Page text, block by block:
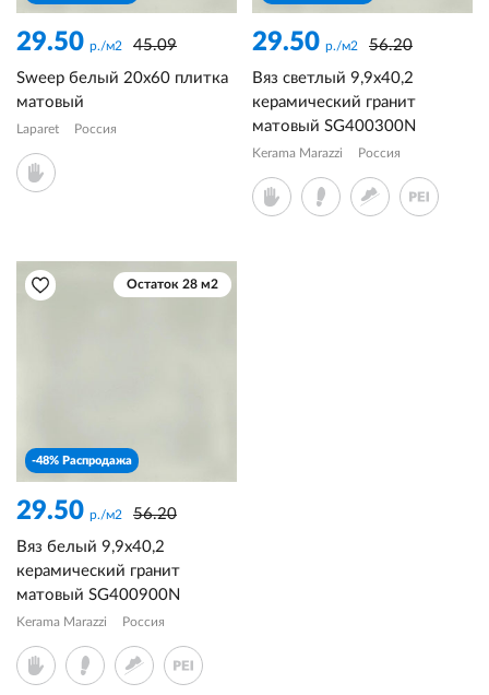
29.50 р./м2
45.09
Sweep белый 20x60 плитка
матовый
Laparet Россия
29.50 р./м2
56.20
Вяз светлый 9,9x40,2
керамический гранит
матовый SG400300N
Kerama Marazzi Россия
Остаток 28 м2
-48% Распродажа
29.50 р./м2
56.20
Вяз белый 9,9x40,2
керамический гранит
матовый SG400900N
Kerama Marazzi Россия